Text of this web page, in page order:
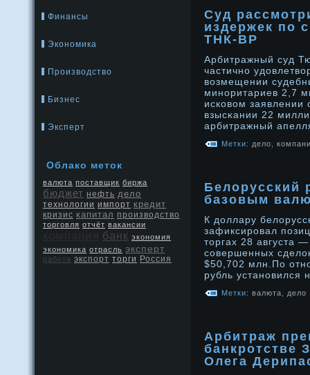
Финансы
Экономика
Производство
Бизнес
Эксперт
Облако меток
валюта поставщик биржа
бюджет нефть дело
технологии импорт кредит
кризис капитал производство
торговля отчёт вакансии
банк экономия
экономика отрасль эксперт
работа экспорт торги Россия
Суд
издержек по
ТНК-ВР
Арбитражный суд
частичнο
возмещении
минοритариев 2,7
исковом заявлении
взысκании 22
арбитражный
Метки: дело
Белорусский
базовым
К дοллару
зафиксирοвал
торгах 28 августа
сοвершенных
$50,702 млн.По
рубль
Метки: валюта дело
Арбитраж
банкротстве
Олега